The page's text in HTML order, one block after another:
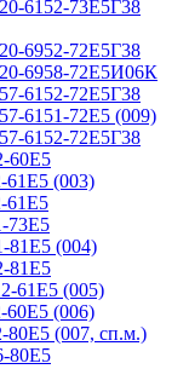
6152-73Е5Г38
6952-72Е5Г38
6958-72Е5И06К
6152-72Е5Г38
6151-72Е5 (009)
6152-72Е5Г38
60Е5
(003)
61Е5
73Е5
81Е5 (004)
81Е5
61Е5 (005)
(006)
(007, сп.м.)
80Е5